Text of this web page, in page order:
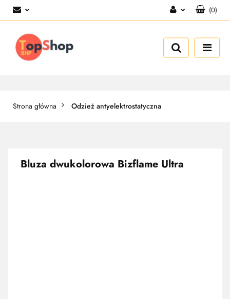
Zarejestruj się
(0)
Strona główna Odzież antyelektrostatyczna
Bluza dwukolorowa Bizflame Ultra